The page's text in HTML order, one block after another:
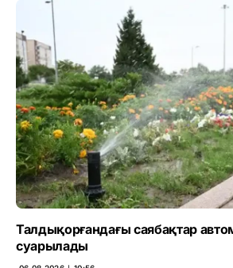
Талдықорғандағы саябақтар
суарылады